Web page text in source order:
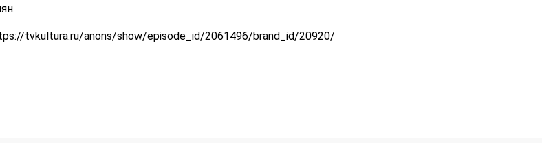
tvkultura.ru/anons/show/episode_id/2061496/brand_id/20920/